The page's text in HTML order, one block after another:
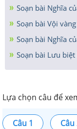
Soạn bài Nghĩa
Soạn bài Vội
Soạn bài Nghĩa
Soạn bài Lưu
Lựa chọn câu để
Câu 1 Câu